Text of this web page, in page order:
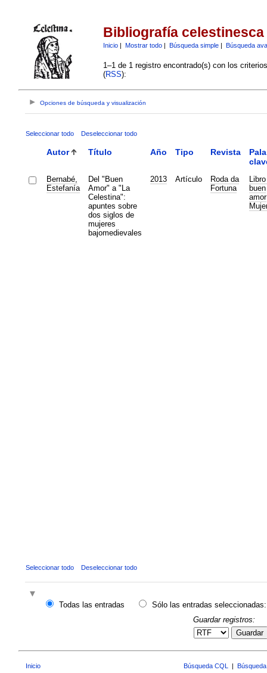
Bibliografía celestinesca
Inicio| Mostrar todo| Búsqueda simple| Búsqueda
1–1 de 1 registro encontrado(s) con los
(RSS):
Opciones de búsqueda y visualización
Seleccionar todo Deseleccionar todo
Autor Título Año Tipo Revista
Bernabé,
Estefanía
Del "Buen
Amor" a "La
Celestina":
apuntes sobre
dos siglos de
mujeres
bajomedievales
2013 Artículo
Roda da
Fortuna
buen
amor
Seleccionar todo Deseleccionar todo
Todas las entradas
Sólo las entradas seleccionadas:
Guardar registros:
Guardar
Inicio Búsqueda CQL